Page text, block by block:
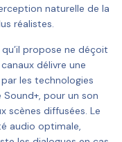
naturelle de la
réalistes.
propose ne déçoit
délivre une
les technologies
pour un son
scènes diffusées. Le
audio optimale,